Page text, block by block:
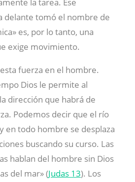
la tarea. Ese
delante tomó el nombre de
es, por lo tanto, una
exige movimiento.
fuerza en el hombre.
Dios le permite al
dirección que habrá de
Podemos decir que el río
en todo hombre se desplaza
buscando su curso. Las
hablan del hombre sin Dios
del mar» (Judas 13). Los